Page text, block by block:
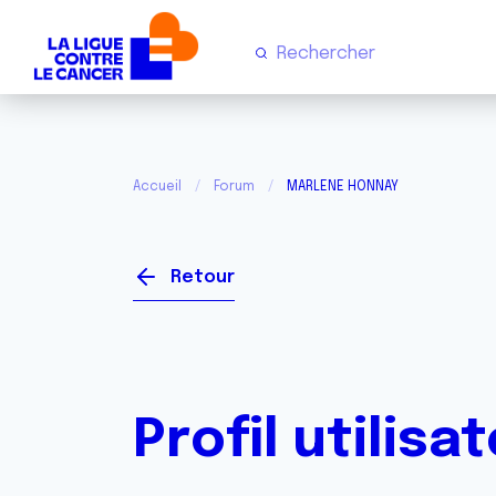
Accueil Forum MARLENE HONNAY
Retour
Profil